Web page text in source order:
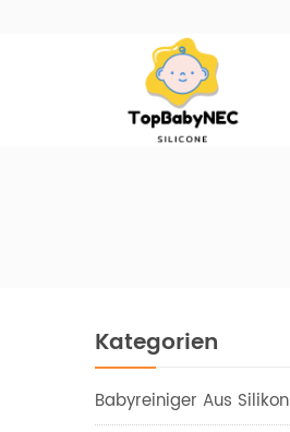
Kategorien
Babyreiniger Aus Silikon